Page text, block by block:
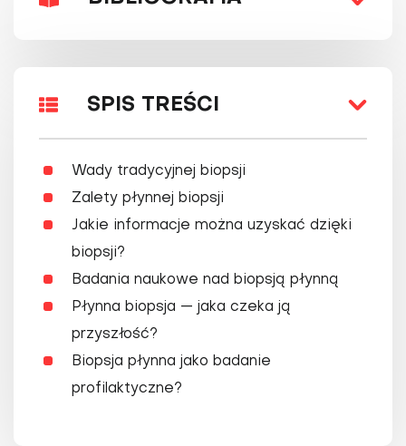
SPIS TREŚCI
Wady tradycyjnej biopsji
Zalety płynnej biopsji
Jakie informacje można uzyskać dzięki
biopsji?
Badania naukowe nad biopsją płynną
Płynna biopsja — jaka czeka ją
przyszłość?
Biopsja płynna jako badanie
profilaktyczne?